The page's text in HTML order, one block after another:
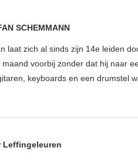
SCHEMMANN
laat zich al sinds zijn 14e leiden
maand voorbij zonder dat hij naar
keyboards en een drumstel
Leffingeleuren